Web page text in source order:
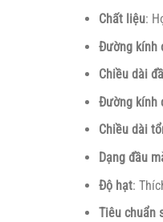
Chất liệu:
Đường kính
Chiều dài
Đường kính
Chiều dài
Dạng đầu
Độ hạt:
Tiêu chuẩn